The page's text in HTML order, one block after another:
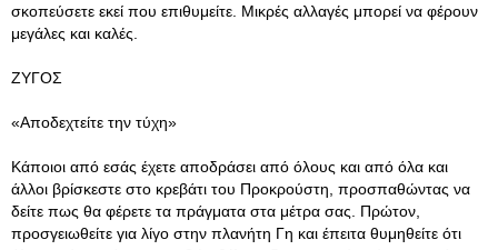
σκοπεύσετε εκεί που επιθυμείτε. Μικρές αλλαγές μπορεί να φέρουν
μεγάλες και καλές.
ΖΥΓΟΣ
«Αποδεχτείτε την τύχη»
Κάποιοι από εσάς έχετε αποδράσει από όλους και από όλα και
άλλοι βρίσκεστε στο κρεβάτι του Προκρούστη, προσπαθώντας να
δείτε πως θα φέρετε τα πράγματα στα μέτρα σας. Πρώτον,
προσγειωθείτε για λίγο στην πλανήτη Γη και έπειτα θυμηθείτε ότι